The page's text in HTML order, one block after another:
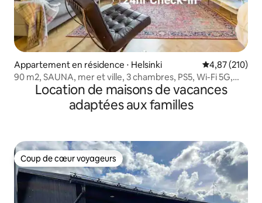
Appartement en résidence ⋅ Helsinki Évaluation
4,87 (210)
90 m2, SAUNA, mer et ville, 3 chambres, PS5, Wi-Fi 5G,
24 h/24Location de maisons de vacances
adaptées aux familles
Coup de cœur voyageurs
Coup de cœur voyageurs